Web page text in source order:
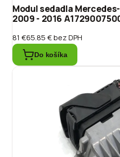
Modul sedadla
2009 - 2016
81 €65.85 €bez DPH
Do košíka